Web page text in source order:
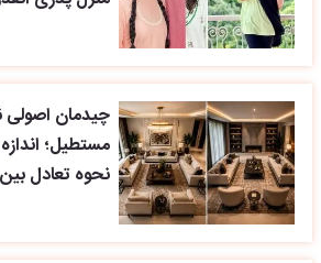
چیدمان
مستطیل؛
نحوه تعادل بین